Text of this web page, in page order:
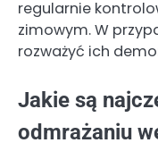
regularnie
zimowym. W
rozważyć ich
Jakie są
odmrażaniu